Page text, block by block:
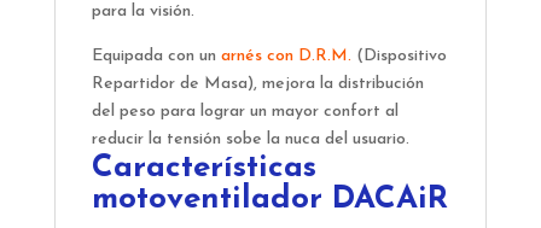
para la visión.
Equipada con un arnés con D.R.M. (Dispositivo
Repartidor de Masa), mejora la distribución
del peso para lograr un mayor confort al
reducir la tensión sobe la nuca del usuario.
Características
motoventilador DACAiR